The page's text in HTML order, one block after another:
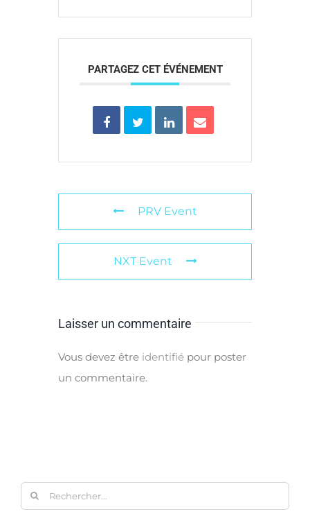
PARTAGEZ CET ÉVÉNEMENT
PRV Event
NXT Event
Laisser un commentaire
Vous devez être identifié pour poster
un commentaire.
Rechercher: